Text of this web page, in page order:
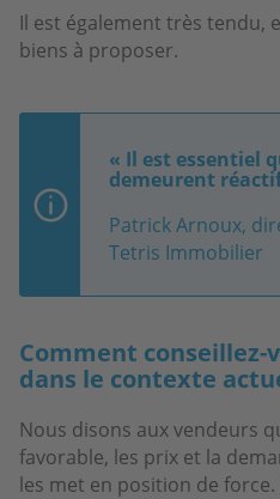
Il est également très tendu,
biens à proposer.
« Il est essentiel
demeurent
Patrick Arnoux,
Tetris Immobilier
Comment
dans le contexte
Nous disons aux vendeurs
favorable, les prix et la
les met en position de